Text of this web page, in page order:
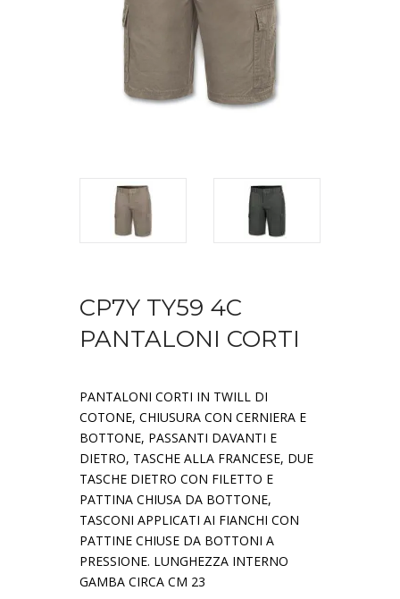
CP7Y TY59 4C
PANTALONI CORTI
PANTALONI CORTI IN TWILL DI
COTONE, CHIUSURA CON CERNIERA E
BOTTONE, PASSANTI DAVANTI E
DIETRO, TASCHE ALLA FRANCESE, DUE
TASCHE DIETRO CON FILETTO E
PATTINA CHIUSA DA BOTTONE,
TASCONI APPLICATI AI FIANCHI CON
PATTINE CHIUSE DA BOTTONI A
PRESSIONE. LUNGHEZZA INTERNO
GAMBA CIRCA CM 23